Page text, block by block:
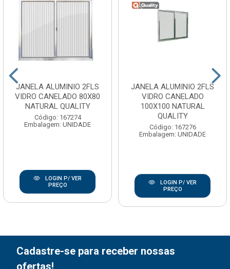
JANELA ALUMINIO 2FLS
VIDRO CANELADO 80X80
NATURAL QUALITY
Código: 167274
Embalagem: UNIDADE
LOGIN P/ VER
PREÇO
JANELA ALUMINIO 2FLS
VIDRO CANELADO
100X100 NATURAL
QUALITY
Código: 167276
Embalagem: UNIDADE
LOGIN P/ VER
PREÇO
Cadastre-se para receber nossas
ofertas!